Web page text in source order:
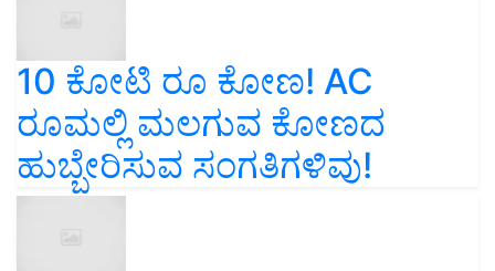
10 ಕೋಟಿ ರೂ ಕೋಣ! AC
ರೂಮಲ್ಲಿ ಮಲಗುವ ಕೋಣದ
ಹುಬ್ಬೇರಿಸುವ ಸಂಗತಿಗಳಿವು!